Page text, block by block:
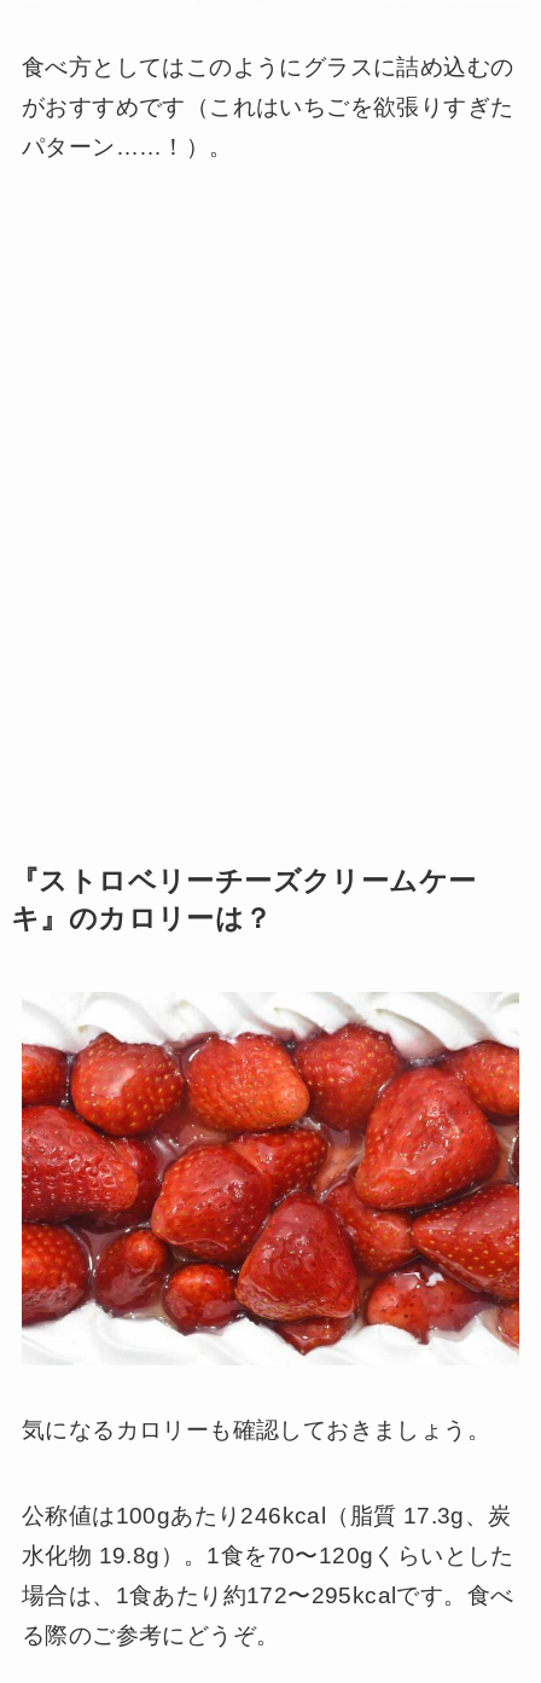
食べ方としてはこのようにグラスに詰め込むの
がおすすめです（これはいちごを欲張りすぎた
パターン……！）。
『ストロベリーチーズクリームケー
キ』のカロリーは？
気になるカロリーも確認しておきましょう。
公称値は100gあたり246kcal（脂質 17.3g、炭
水化物 19.8g）。1食を70〜120gくらいとした
場合は、1食あたり約172〜295kcalです。食べ
る際のご参考にどうぞ。